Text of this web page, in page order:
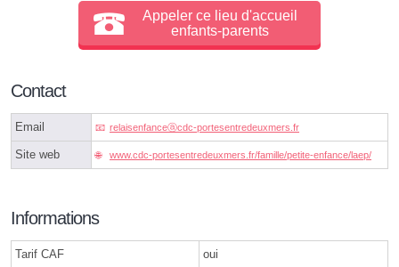
Appeler ce lieu d'accueil
enfants-parents
Contact
Email relaisenfanceⓐcdc-portesentredeuxmers.fr
Site web www.cdc-portesentredeuxmers.fr/famille/petite-enfance/laep/
Informations
Tarif CAF oui